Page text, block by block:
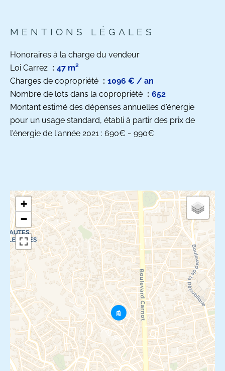
MENTIONS LÉGALES
Honoraires à la charge du vendeur
Loi Carrez
47 m²
Charges de copropriété
1096 € / an
Nombre de lots dans la copropriété
652
Montant estimé des dépenses annuelles d'énergie
pour un usage standard, établi à partir des prix de
l'énergie de l'année 2021 : 690€ ~ 990€
+
−